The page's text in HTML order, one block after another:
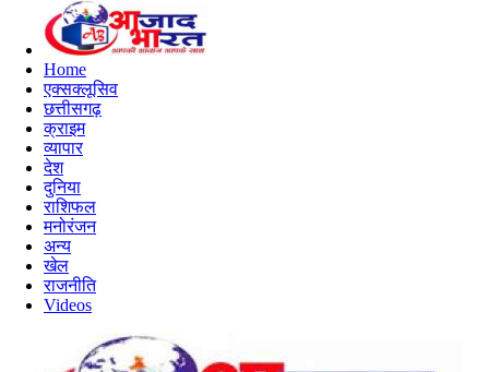
Home
एक्सक्लूसिव
छत्तीसगढ़
क्राइम
व्यापार
देश
दुनिया
राशिफल
मनोरंजन
अन्य
खेल
राजनीति
Videos